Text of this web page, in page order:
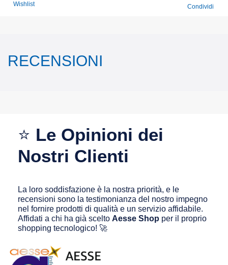
Wishlist Condividi
RECENSIONI
⭐ Le Opinioni dei
Nostri Clienti
La loro soddisfazione è la nostra priorità, e le
recensioni sono la testimonianza del nostro impegno
nel fornire prodotti di qualità e un servizio affidabile.
Affidati a chi ha già scelto Aesse Shop per il proprio
shopping tecnologico! 🚀